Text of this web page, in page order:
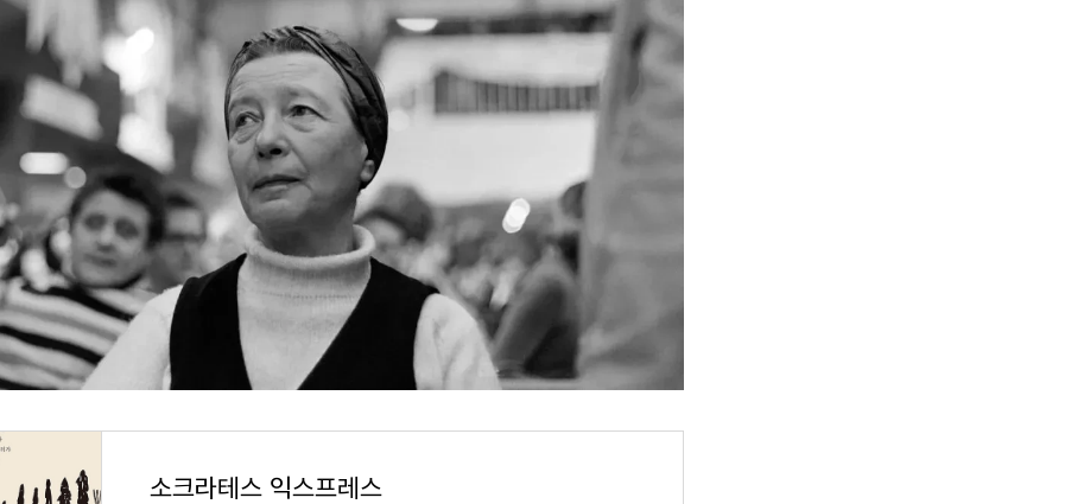
소크라테스 익스프레스